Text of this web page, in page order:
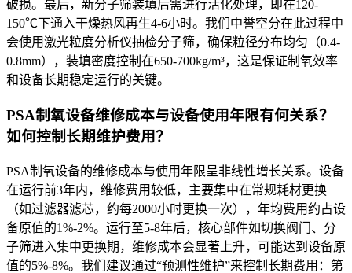
破损。最后，新分子筛装填后需进行活化处理，即在120-
150℃下通入干燥热风再生4-6小时。我们中誉空分在此过程中
会使用激光粒度分析仪抽检分子筛，确保粒径分布均匀（0.4-
0.8mm），装填密度控制在650-700kg/m³，这是保证制氧效率
和设备长期稳定运行的关键。
PSA制氧设备维修成本与设备使用年限有何关系？
如何控制长期维护费用？
PSA制氧设备的维修成本与使用年限呈非线性增长关系。设备
在运行前3年内，维修费用较低，主要集中在常规耗材更换
（如过滤器滤芯，约每2000小时更换一次），年均费用约占设
备原值的1%-2%。运行至5-8年后，核心部件如切换阀门、分
子筛进入集中更换期，维修成本会显著上升，可能达到设备原
值的5%-8%。我们建议通过“预测性维护”来控制长期费用：第